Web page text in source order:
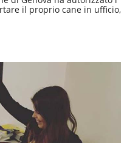
il proprio cane in ufficio,